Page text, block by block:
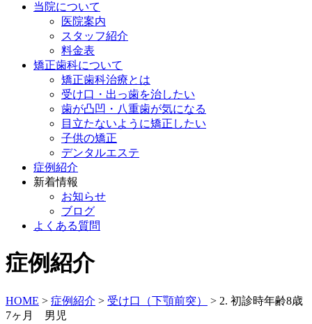
当院について
医院案内
スタッフ紹介
料金表
矯正歯科について
矯正歯科治療とは
受け口・出っ歯を治したい
歯が凸凹・八重歯が気になる
目立たないように矯正したい
子供の矯正
デンタルエステ
症例紹介
新着情報
お知らせ
ブログ
よくある質問
症例紹介
HOME > 症例紹介 > 受け口（下顎前突） > 2. 初診時年齢8歳
7ヶ月 男児